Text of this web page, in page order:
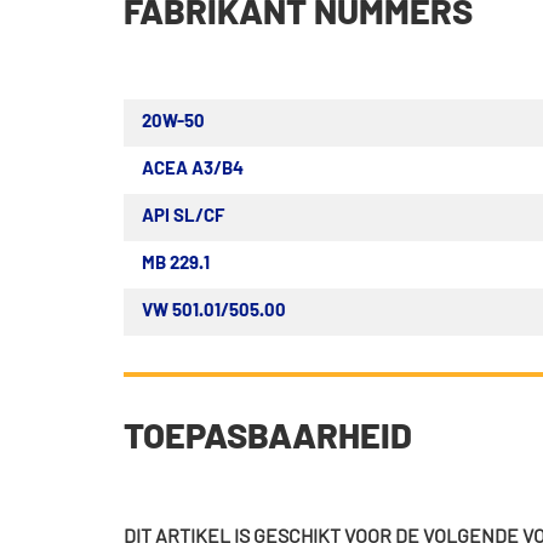
FABRIKANT NUMMERS
20W-50
ACEA A3/B4
API SL/CF
MB 229.1
VW 501.01/505.00
TOEPASBAARHEID
DIT ARTIKEL IS GESCHIKT VOOR DE VOLGENDE